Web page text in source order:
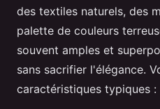
des textiles naturels, des
palette de couleurs
souvent amples et
sans sacrifier l'élégance.
caractéristiques typiques :